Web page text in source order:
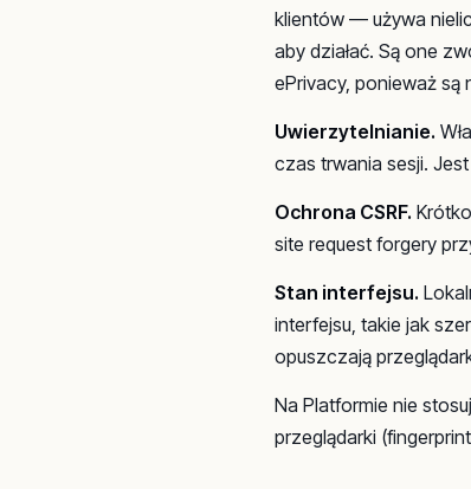
klientów — używa
aby działać. Są one
ePrivacy, ponieważ są
Uwierzytelnianie.
czas trwania sesji.
Ochrona CSRF.
site request forgery
Stan interfejsu.
interfejsu, takie jak
opuszczają
Na Platformie nie
przeglądarki